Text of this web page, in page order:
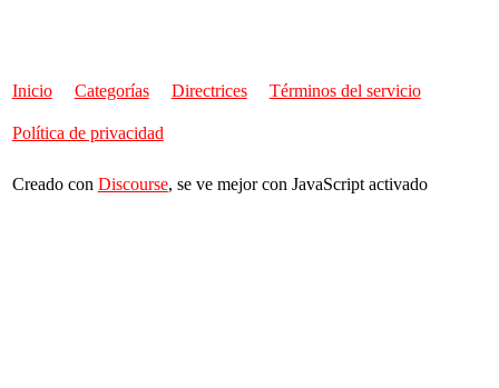
Inicio Categorías Directrices Términos del servicio
Política de privacidad
Creado con Discourse, se ve mejor con JavaScript activado